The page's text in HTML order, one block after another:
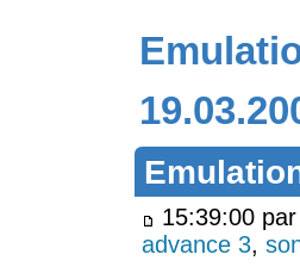
15:39:00 par
advance 3,